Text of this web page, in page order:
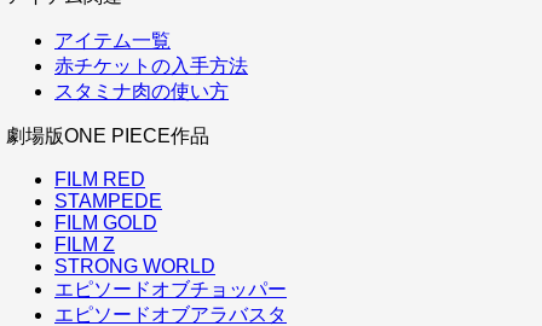
アイテム一覧
赤チケットの入手方法
スタミナ肉の使い方
劇場版ONE PIECE作品
FILM RED
STAMPEDE
FILM GOLD
FILM Z
STRONG WORLD
エピソードオブチョッパー
エピソードオブアラバスタ